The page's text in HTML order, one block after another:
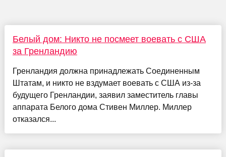
Белый дом: Никто не посмеет воевать с США
за Гренландию
Гренландия должна принадлежать Соединенным
Штатам, и никто не вздумает воевать с США из-за
будущего Гренландии, заявил заместитель главы
аппарата Белого дома Стивен Миллер. Миллер
отказался...